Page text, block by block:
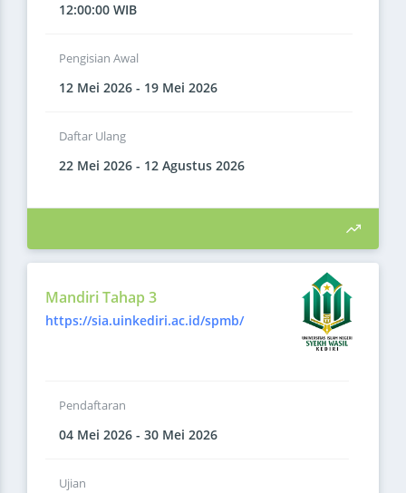
12:00:00 WIB
Pengisian Awal
12 Mei 2026 - 19 Mei 2026
Daftar Ulang
22 Mei 2026 - 12 Agustus 2026
Mandiri Tahap 3
https://sia.uinkediri.ac.id/spmb/
Pendaftaran
04 Mei 2026 - 30 Mei 2026
Ujian